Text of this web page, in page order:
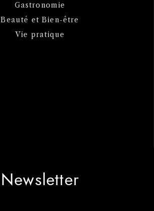
Gastronomie
Beauté et Bien-être
Vie pratique
Newsletter